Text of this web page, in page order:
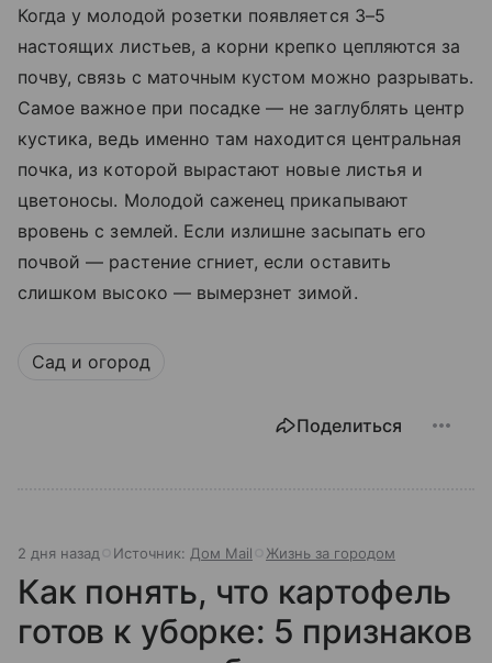
Когда у молодой розетки появляется 3–5
настоящих листьев, а корни крепко цепляются за
почву, связь с маточным кустом можно разрывать.
Самое важное при посадке — не заглублять центр
кустика, ведь именно там находится центральная
почка, из которой вырастают новые листья и
цветоносы. Молодой саженец прикапывают
вровень с землей. Если излишне засыпать его
почвой — растение сгниет, если оставить
слишком высоко — вымерзнет зимой.
Сад и огород
Поделиться
2 дня назад Источник: Дом Mail Жизнь за городом
Как понять, что картофель
готов к уборке: 5 признаков